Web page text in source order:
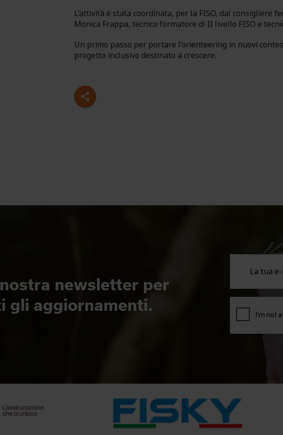
L’attività è stata coordinata, per la FISO, dal consigliere
Monica Frappa, tecnico formatore di II livello FISO e
Un primo passo per portare l’orienteering in nuovi
progetto inclusivo destinato a crescere.
newsletter per
gli aggiornamenti.